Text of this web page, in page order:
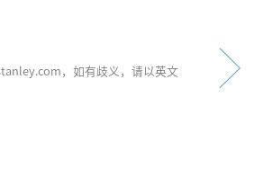
，如有歧义，请以英文